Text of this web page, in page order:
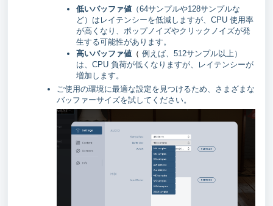
低いバッファ値 （64サンプルや128サンプルな
ど）はレイテンシーを低減しますが、CPU 使用率
が高くなり、ポップノイズやクリックノイズが発
生する可能性があります。
高いバッファ値 （ 例えば、512サンプル以上）
は、CPU 負荷が低くなりますが、レイテンシーが
増加します。
ご使用の環境に最適な設定を見つけるため、さまざまな
バッファーサイズを試してください。